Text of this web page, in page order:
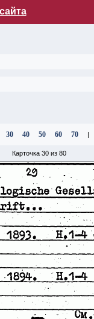
30 40 50 60 70 |
Карточка 30 из 80